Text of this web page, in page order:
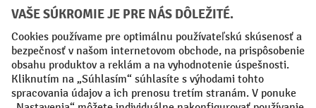
Faktúra Predplatba
Sociálne siete
Facebook
YouTube
LinkedIn